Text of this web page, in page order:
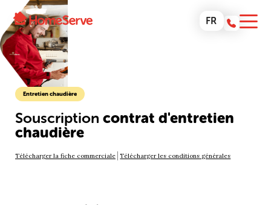
FR
Entretien chaudière
Souscription contrat d'entretien
chaudière
Télécharger la fiche commerciale Télécharger les conditions générales